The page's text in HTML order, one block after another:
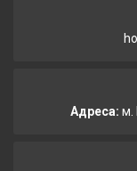
Адреса: м.